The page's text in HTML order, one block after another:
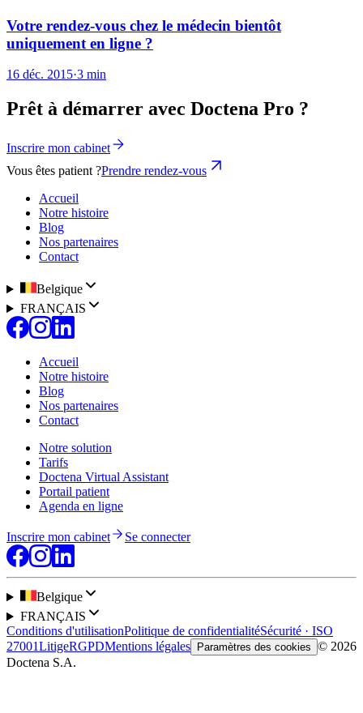
Votre rendez-vous chez le médecin bientôt
uniquement en ligne ?
16 déc. 2015·3 min
Prêt à démarrer avec Doctena Pro ?
Inscrire mon cabinet
Vous êtes patient ?Prendre rendez-vous
Accueil
Notre histoire
Blog
Nos partenaires
Contact
Belgique
FRANÇAIS
Accueil
Notre histoire
Blog
Nos partenaires
Contact
Notre solution
Tarifs
Doctena Virtual Assistant
Portail patient
Agenda en ligne
Inscrire mon cabinet Se connecter
Belgique
FRANÇAIS
Conditions d'utilisationPolitique de confidentialitéSécurité · ISO
27001LitigeRGPDMentions légales Paramètres des cookies © 2026
Doctena S.A.